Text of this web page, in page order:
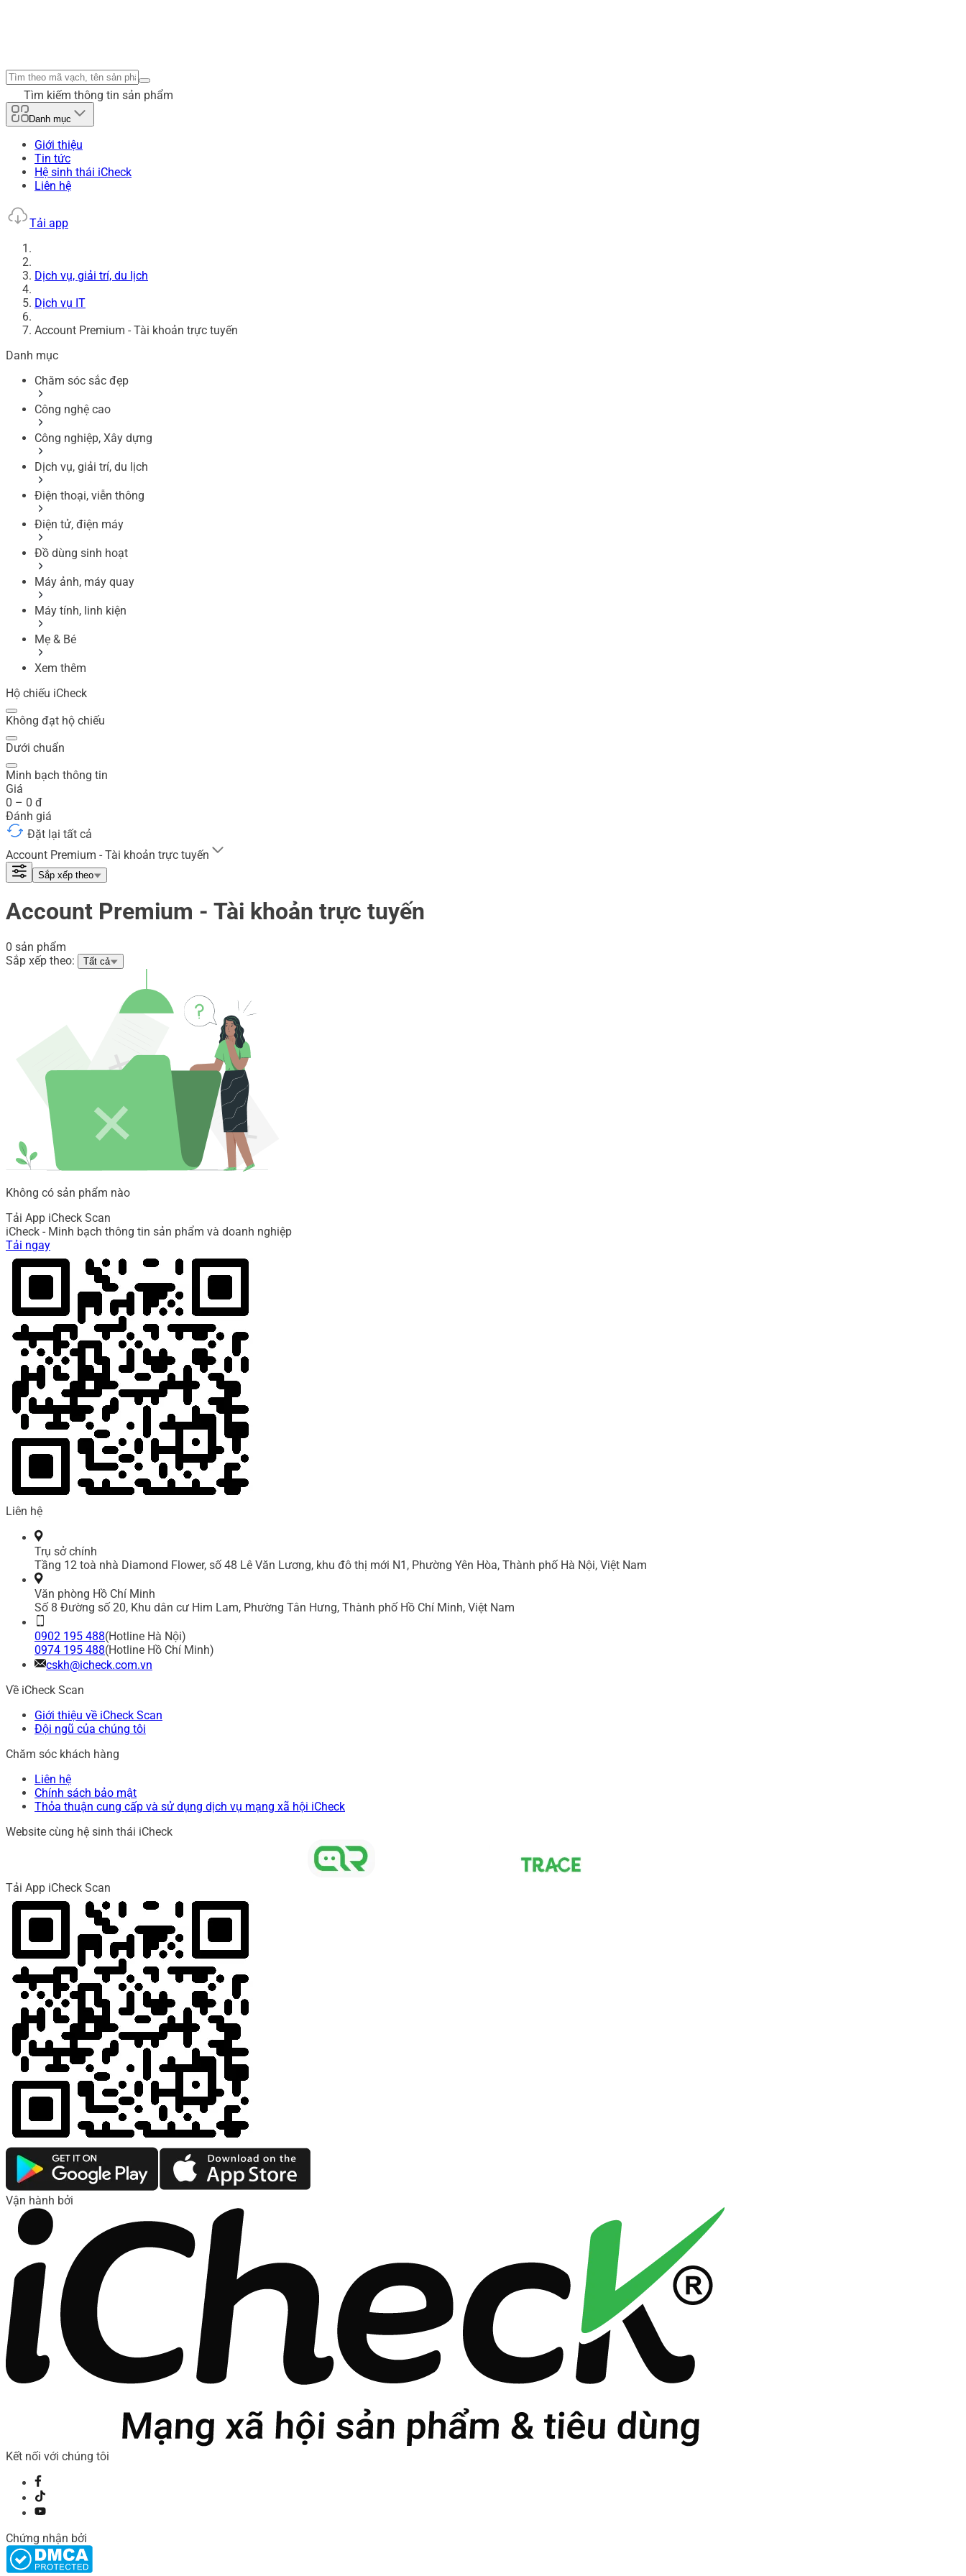
Tìm kiếm thông tin sản phẩm
Danh mục
Giới thiệu
Tin tức
Hệ sinh thái iCheck
Liên hệ
Tải app
Dịch vụ, giải trí, du lịch
Dịch vụ IT
Account Premium - Tài khoản trực tuyến
Danh mục
Chăm sóc sắc đẹp
Công nghệ cao
Công nghiệp, Xây dựng
Dịch vụ, giải trí, du lịch
Điện thoại, viễn thông
Điện tử, điện máy
Đồ dùng sinh hoạt
Máy ảnh, máy quay
Máy tính, linh kiện
Mẹ & Bé
Xem thêm
Hộ chiếu iCheck
Không đạt hộ chiếu
Dưới chuẩn
Minh bạch thông tin
Giá
0 – 0 đ
Đánh giá
Đặt lại tất cả
Account Premium - Tài khoản trực tuyến
Sắp xếp theo
Account Premium - Tài khoản trực tuyến
0 sản phẩm
Sắp xếp theo:
Tất cả
Không có sản phẩm nào
Tải App iCheck Scan
iCheck - Minh bạch thông tin sản phẩm và doanh nghiệp
Tải ngay
Liên hệ
Trụ sở chính
Tầng 12 toà nhà Diamond Flower, số 48 Lê Văn Lương, khu đô thị mới N1, Phường Yên Hòa, Thành phố Hà Nội, Việt Nam
Văn phòng Hồ Chí Minh
Số 8 Đường số 20, Khu dân cư Him Lam, Phường Tân Hưng, Thành phố Hồ Chí Minh, Việt Nam
0902 195 488(Hotline Hà Nội)
0974 195 488(Hotline Hồ Chí Minh)
cskh@icheck.com.vn
Về iCheck Scan
Giới thiệu về iCheck Scan
Đội ngũ của chúng tôi
Chăm sóc khách hàng
Liên hệ
Chính sách bảo mật
Thỏa thuận cung cấp và sử dụng dịch vụ mạng xã hội iCheck
Website cùng hệ sinh thái iCheck
Tải App iCheck Scan
Vận hành bởi
Kết nối với chúng tôi
Chứng nhận bởi